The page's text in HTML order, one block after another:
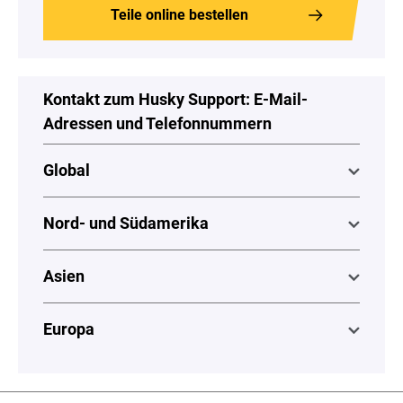
Teile online bestellen
Kontakt zum Husky Support: E-Mail-
Adressen und Telefonnummern
Global
Nord- und Südamerika
Asien
Europa